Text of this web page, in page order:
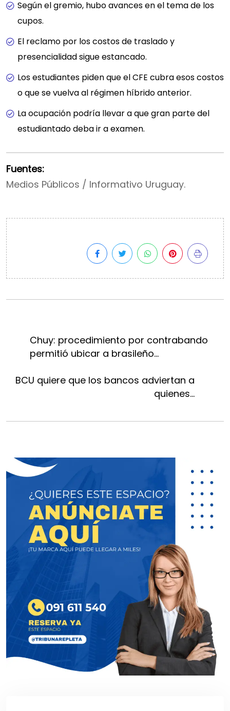
Según el gremio, hubo avances en el tema de los
cupos.
El reclamo por los costos de traslado y
presencialidad sigue estancado.
Los estudiantes piden que el CFE cubra esos costos
o que se vuelva al régimen híbrido anterior.
La ocupación podría llevar a que gran parte del
estudiantado deba ir a examen.
Fuentes:
Medios Públicos / Informativo Uruguay.
Chuy: procedimiento por contrabando
permitió ubicar a brasileño...
BCU quiere que los bancos adviertan a
quienes...